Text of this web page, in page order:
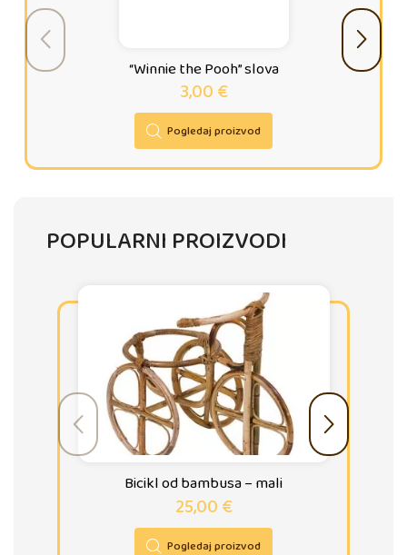
“Winnie the Pooh” slova
3,00€
Pogledaj proizvod
POPULARNI PROIZVODI
Bicikl od bambusa – mali
25,00€
Pogledaj proizvod